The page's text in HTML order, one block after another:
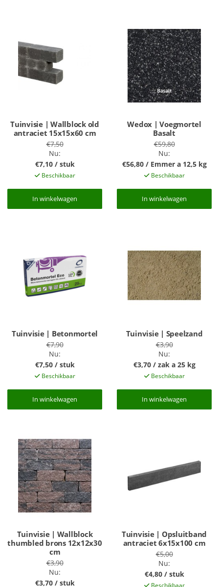
Tuinvisie | Wallblock old
antraciet 15x15x60 cm
€7,50
Nu:
€7,10 / stuk
Beschikbaar
In winkelwagen
In winkelwagen
Wedox | Voegmortel
Basalt
€59,80
Nu:
€56,80 / Emmer a 12,5 kg
Beschikbaar
In winkelwagen
In winkelwagen
Tuinvisie | Betonmortel
€7,90
Nu:
€7,50 / stuk
Beschikbaar
In winkelwagen
In winkelwagen
Tuinvisie | Speelzand
€3,90
Nu:
€3,70 / zak a 25 kg
Beschikbaar
In winkelwagen
In winkelwagen
Tuinvisie | Wallblock
thumbled brons 12x12x30
cm
€3,90
Nu:
€3,70 / stuk
Tuinvisie | Opsluitband
antraciet 6x15x100 cm
€5,00
Nu:
€4,80 / stuk
Beschikbaar